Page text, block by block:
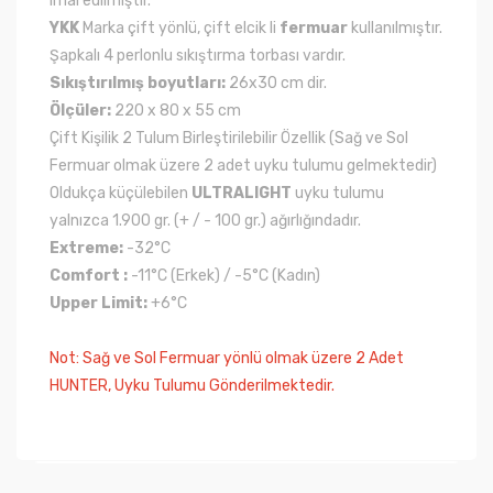
YKK Marka çift yönlü, çift elcik li fermuar kullanılmıştır.
Şapkalı 4 perlonlu sıkıştırma torbası vardır.
Sıkıştırılmış boyutları: 26x30 cm dir.
Ölçüler: 220 x 80 x 55 cm
Çift Kişilik 2 Tulum Birleştirilebilir Özellik (Sağ ve Sol
Fermuar olmak üzere 2 adet uyku tulumu gelmektedir)
Oldukça küçülebilen ULTRALIGHT uyku tulumu
yalnızca 1.900 gr. (+ / - 100 gr.) ağırlığındadır.
Extreme: -32°C
Comfort : -11°C (Erkek) / -5°C (Kadın)
Upper Limit:+6°C
Not: Sağ ve Sol Fermuar yönlü olmak üzere 2 Adet
HUNTER, Uyku Tulumu Gönderilmektedir.